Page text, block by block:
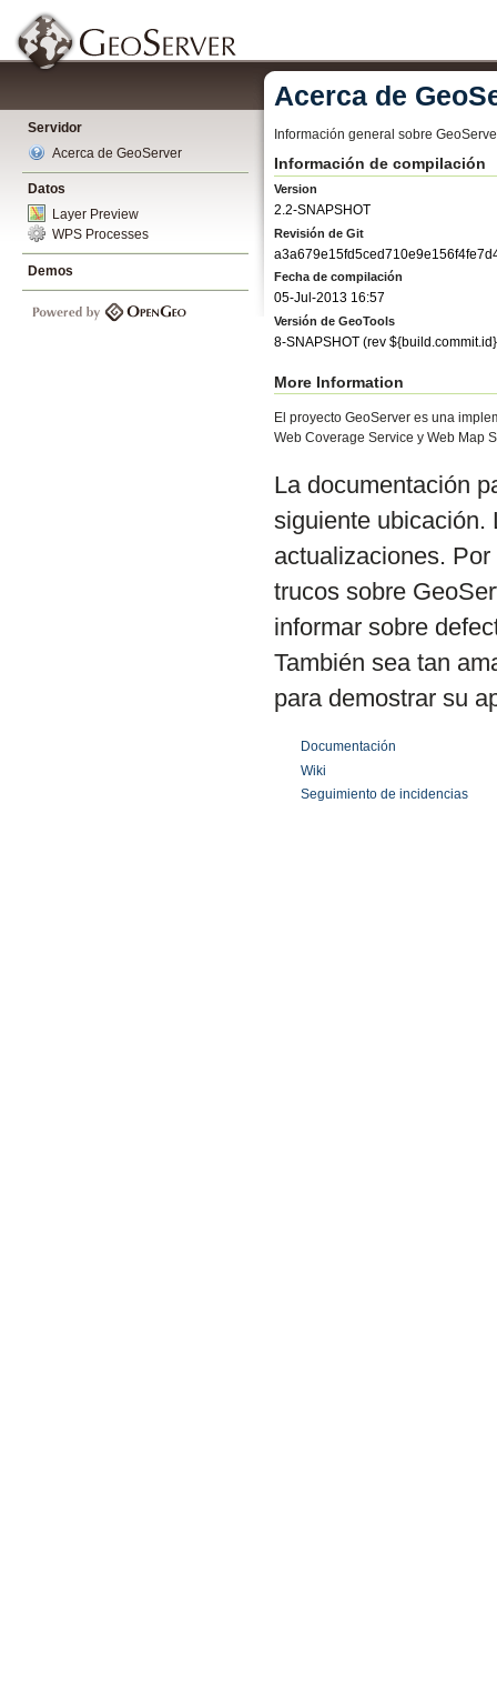
Servidor
Acerca de GeoServer
Datos
Layer Preview
WPS Processes
Demos
Acerca de
Información general sobre
Información de compilación
Version
2.2-SNAPSHOT
Revisión de Git
Fecha de compilación
05-Jul-2013 16:57
Versión de GeoTools
8-SNAPSHOT (rev ${build.commit.id}
More Information
El proyecto GeoServer es una
Web Coverage Service y Web Map
La documentación
siguiente ubicación.
actualizaciones.
trucos sobre
informar sobre
También sea tan
para demostrar su
Documentación
Wiki
Seguimiento de incidencias